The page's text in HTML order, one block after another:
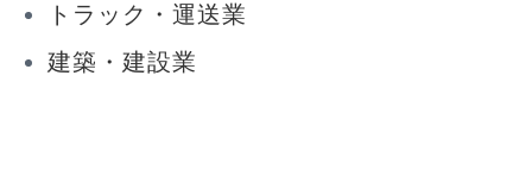
トラック・運送業
建築・建設業